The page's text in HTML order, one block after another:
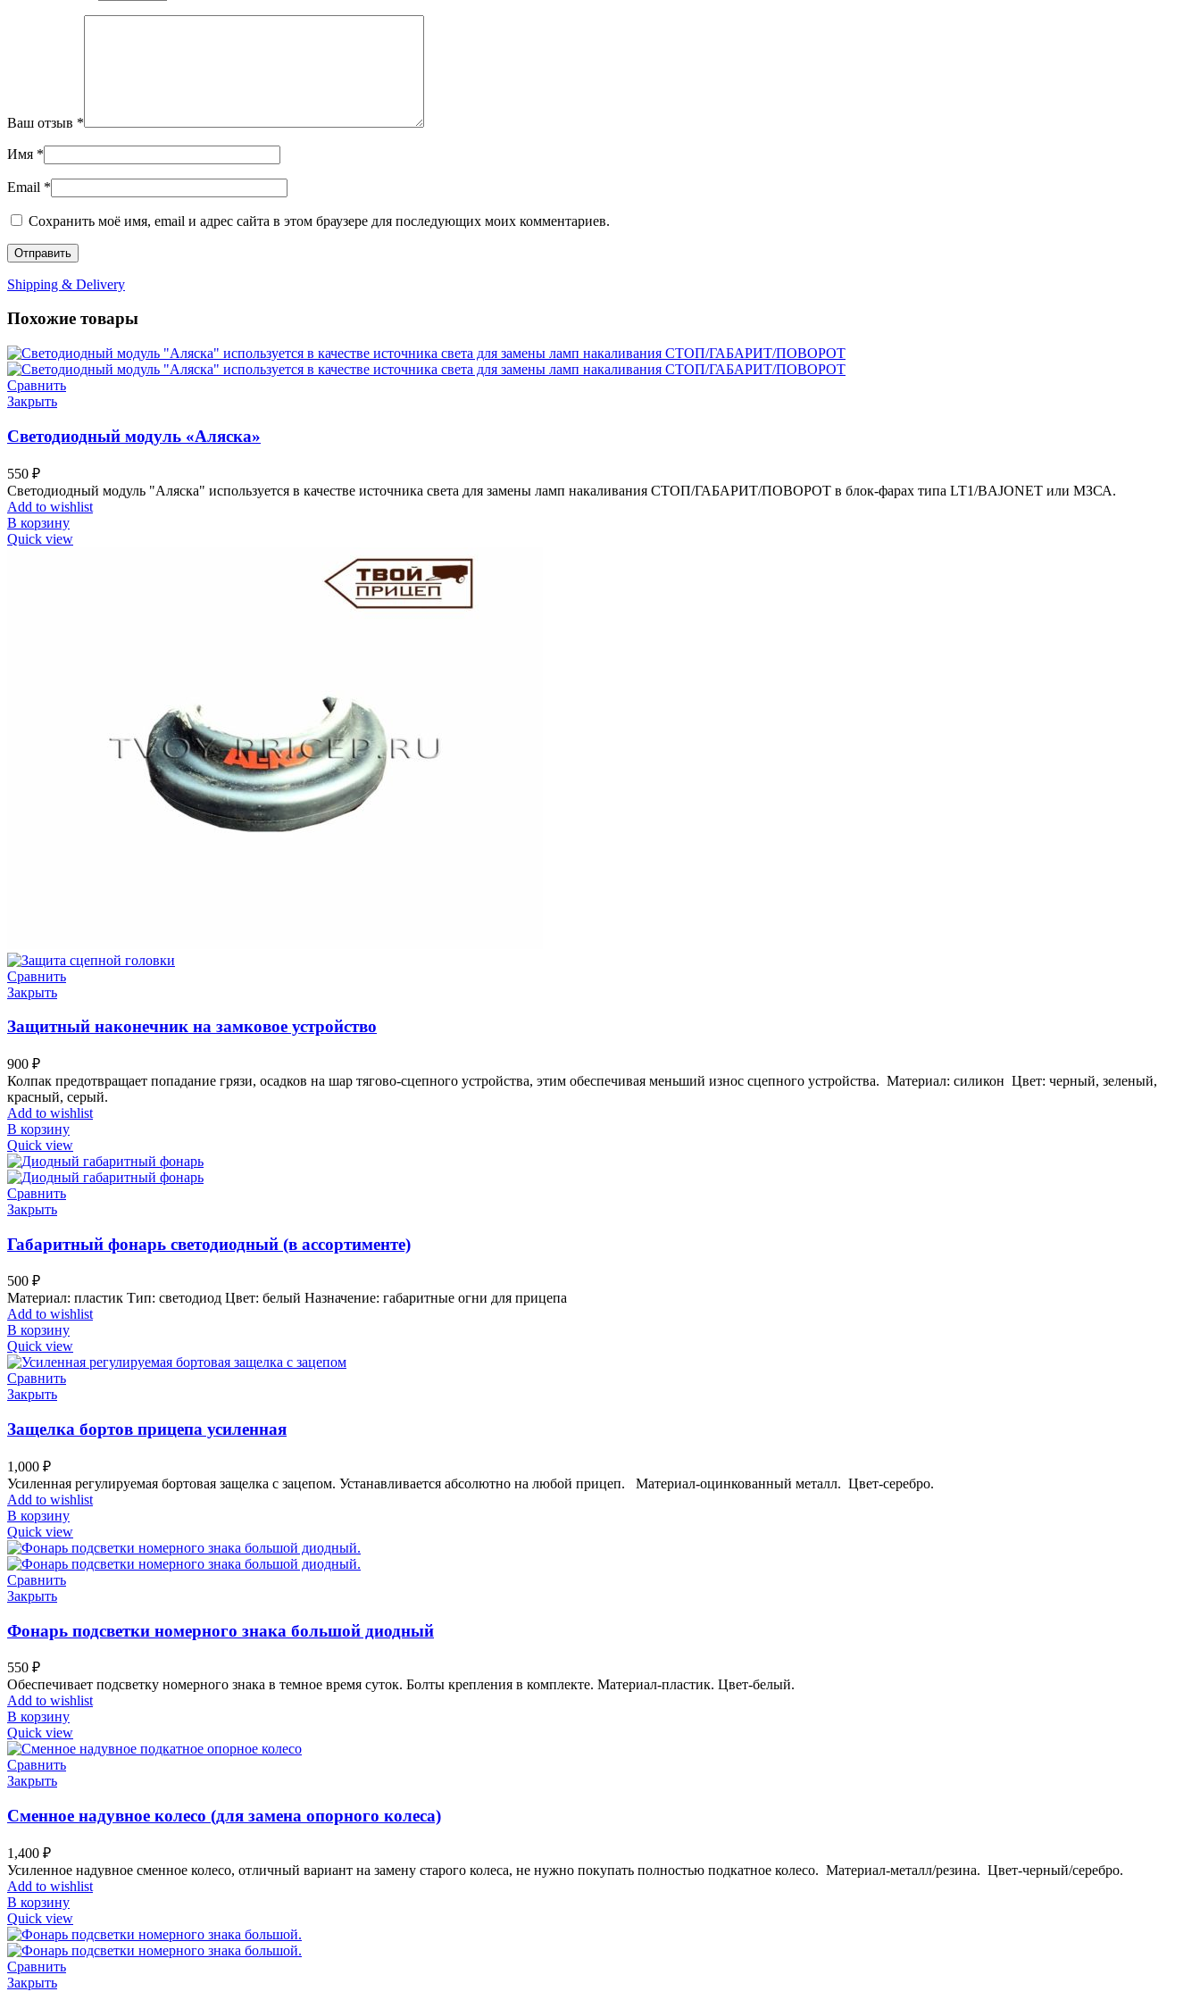
Ваш отзыв *
Имя *
Email *
Сохранить моё имя, email и адрес сайта в этом браузере для последующих моих комментариев.
Shipping & Delivery
Похожие товары
Сравнить
Закрыть
Светодиодный модуль «Аляска»
550 ₽
Светодиодный модуль "Аляска" используется в качестве источника света для замены ламп накаливания СТОП/ГАБАРИТ/ПОВОРОТ в блок-фарах типа LT1/BAJONET или МЗСА.
Add to wishlist
В корзину
Quick view
Сравнить
Закрыть
Защитный наконечник на замковое устройство
900 ₽
Колпак предотвращает попадание грязи, осадков на шар тягово-сцепного устройства, этим обеспечивая меньший износ сцепного устройства. Материал: силикон Цвет: черный, зеленый,
красный, серый.
Add to wishlist
В корзину
Quick view
Сравнить
Закрыть
Габаритный фонарь светодиодный (в ассортименте)
500 ₽
Материал: пластик Тип: светодиод Цвет: белый Назначение: габаритные огни для прицепа
Add to wishlist
В корзину
Quick view
Сравнить
Закрыть
Защелка бортов прицепа усиленная
1,000 ₽
Усиленная регулируемая бортовая защелка с зацепом. Устанавливается абсолютно на любой прицеп.
Материал-оцинкованный металл. Цвет-серебро.
Add to wishlist
В корзину
Quick view
Сравнить
Закрыть
Фонарь подсветки номерного знака большой диодный
550 ₽
Обеспечивает подсветку номерного знака в темное время суток. Болты крепления в комплекте. Материал-пластик. Цвет-белый.
Add to wishlist
В корзину
Quick view
Сравнить
Закрыть
Сменное надувное колесо (для замена опорного колеса)
1,400 ₽
Усиленное надувное сменное колесо, отличный вариант на замену старого колеса, не нужно покупать полностью подкатное колесо. Материал-металл/резина. Цвет-черный/серебро.
Add to wishlist
В корзину
Quick view
Сравнить
Закрыть